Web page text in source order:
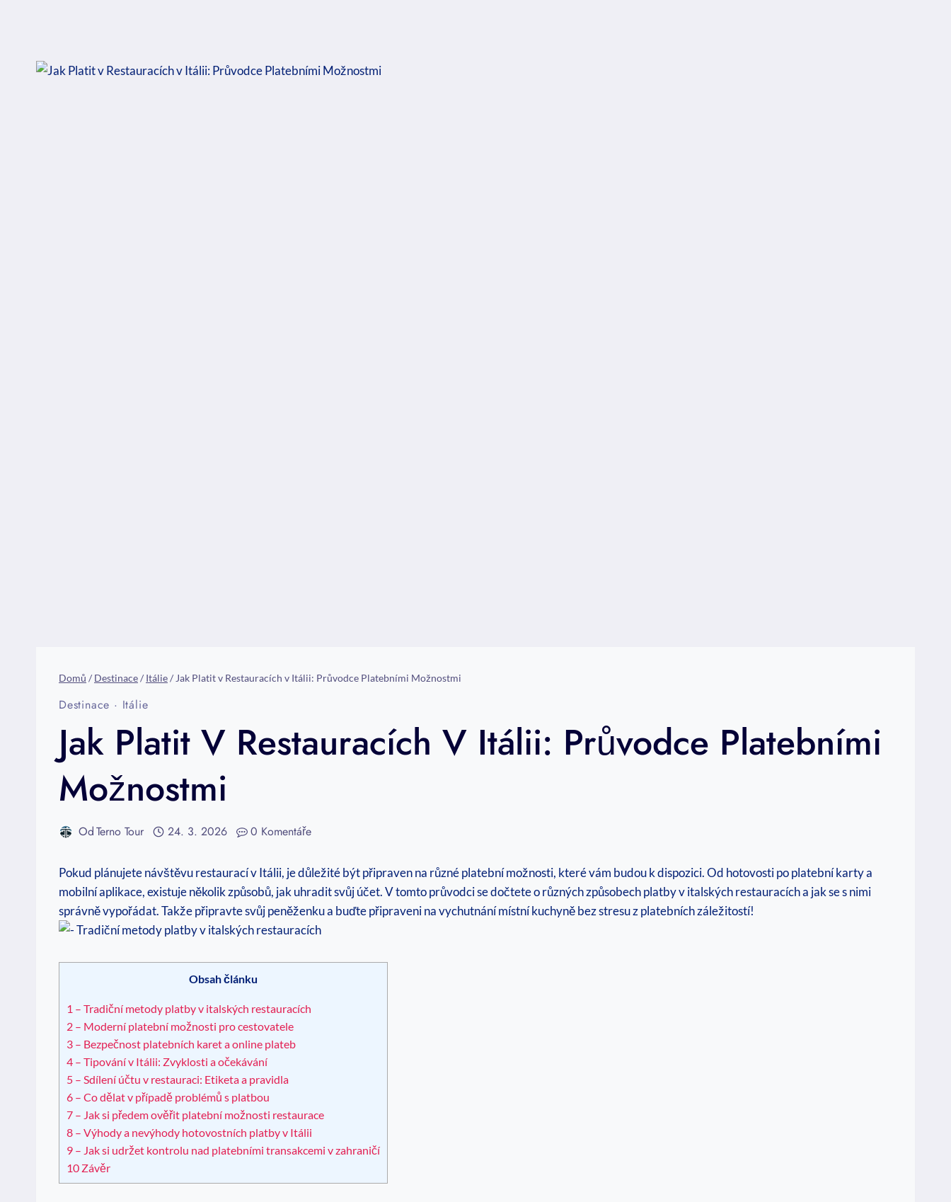
Domů / Destinace/ Itálie/ Jak Platit v Restauracích v Itálii: Průvodce Platebními Možnostmi
Destinace · Itálie
Jak Platit V Restauracích V Itálii: Průvodce Platebními
Možnostmi
OdTerno Tour 24. 3. 2026 0 Komentáře
Pokud plánujete návštěvu restaurací v Itálii, je důležité být připraven na různé platební možnosti, které vám budou k dispozici. Od hotovosti po platební karty a
mobilní aplikace, existuje několik způsobů, jak uhradit svůj účet. V tomto průvodci se dočtete o různých způsobech platby v italských restauracích a jak se s nimi
správně vypořádat. Takže připravte svůj peněženku a buďte připraveni na vychutnání místní kuchyně bez stresu z platebních záležitostí!
Obsah článku
1 – Tradiční metody platby v italských restauracích
2 – Moderní platební možnosti pro cestovatele
3 – Bezpečnost platebních karet a online plateb
4 – Tipování v Itálii: Zvyklosti a očekávání
5 – Sdílení účtu v restauraci: Etiketa a pravidla
6 – Co dělat v případě problémů s platbou
7 – Jak si předem ověřit platební možnosti restaurace
8 – Výhody a nevýhody hotovostních platby v Itálii
9 – Jak si udržet kontrolu nad platebními transakcemi v zahraničí
10 Závěr